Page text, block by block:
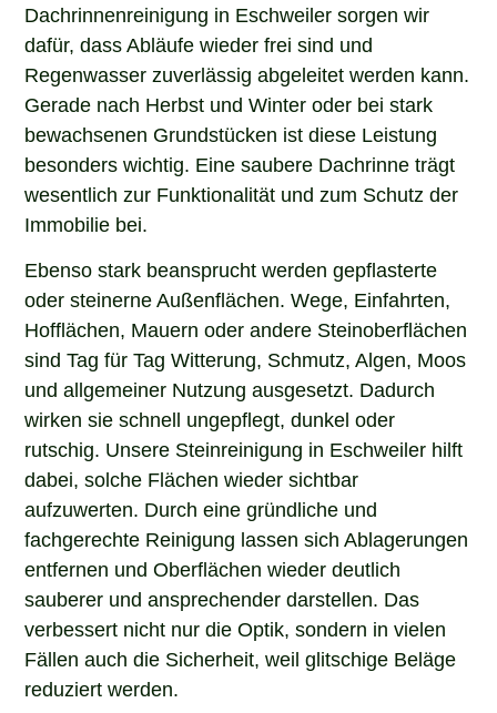
Dachrinnenreinigung in Eschweiler sorgen wir
dafür, dass Abläufe wieder frei sind und
Regenwasser zuverlässig abgeleitet werden kann.
Gerade nach Herbst und Winter oder bei stark
bewachsenen Grundstücken ist diese Leistung
besonders wichtig. Eine saubere Dachrinne trägt
wesentlich zur Funktionalität und zum Schutz der
Immobilie bei.
Ebenso stark beansprucht werden gepflasterte
oder steinerne Außenflächen. Wege, Einfahrten,
Hofflächen, Mauern oder andere Steinoberflächen
sind Tag für Tag Witterung, Schmutz, Algen, Moos
und allgemeiner Nutzung ausgesetzt. Dadurch
wirken sie schnell ungepflegt, dunkel oder
rutschig. Unsere Steinreinigung in Eschweiler hilft
dabei, solche Flächen wieder sichtbar
aufzuwerten. Durch eine gründliche und
fachgerechte Reinigung lassen sich Ablagerungen
entfernen und Oberflächen wieder deutlich
sauberer und ansprechender darstellen. Das
verbessert nicht nur die Optik, sondern in vielen
Fällen auch die Sicherheit, weil glitschige Beläge
reduziert werden.